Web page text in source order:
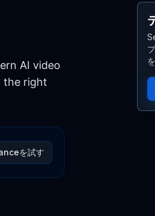
AI video
the right
を試す